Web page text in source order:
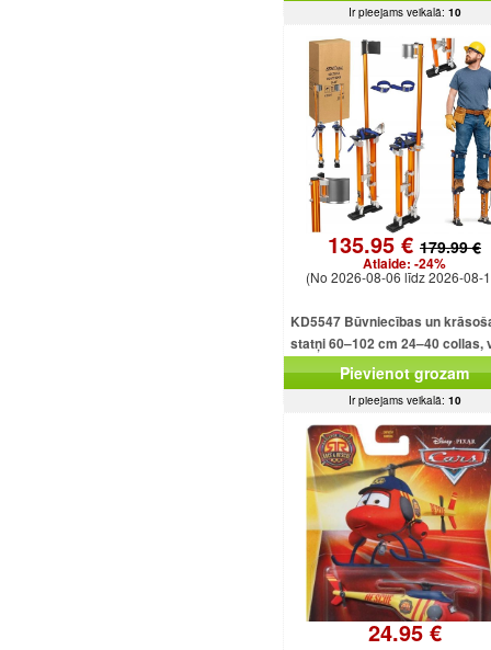
Ir pieejams veikalā: 10
135.95 € 179.99 €
Atlaide: -24%
(No 2026-08-06 līdz 2026-08-
KD5547 Būvniecības un
statņi 60–102 cm 24–40 collas,
alumīnija
Pievienot grozam
Ir pieejams veikalā: 10
24.95 €